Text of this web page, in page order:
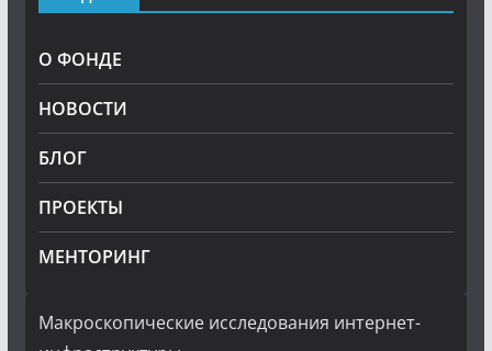
О ФОНДЕ
НОВОСТИ
БЛОГ
ПРОЕКТЫ
МЕНТОРИНГ
Макроскопические исследования интернет-